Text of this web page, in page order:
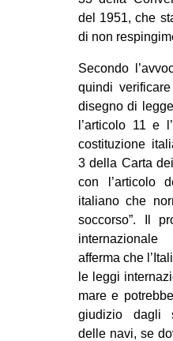
del 1951, che
di non
Secondo
quindi
disegno di
l’articolo 11 e
costituzione
3 della Carta
con l’articolo
italiano che
soccorso”. Il
afferma che
le leggi
mare e
giudizio dagli
delle navi, se